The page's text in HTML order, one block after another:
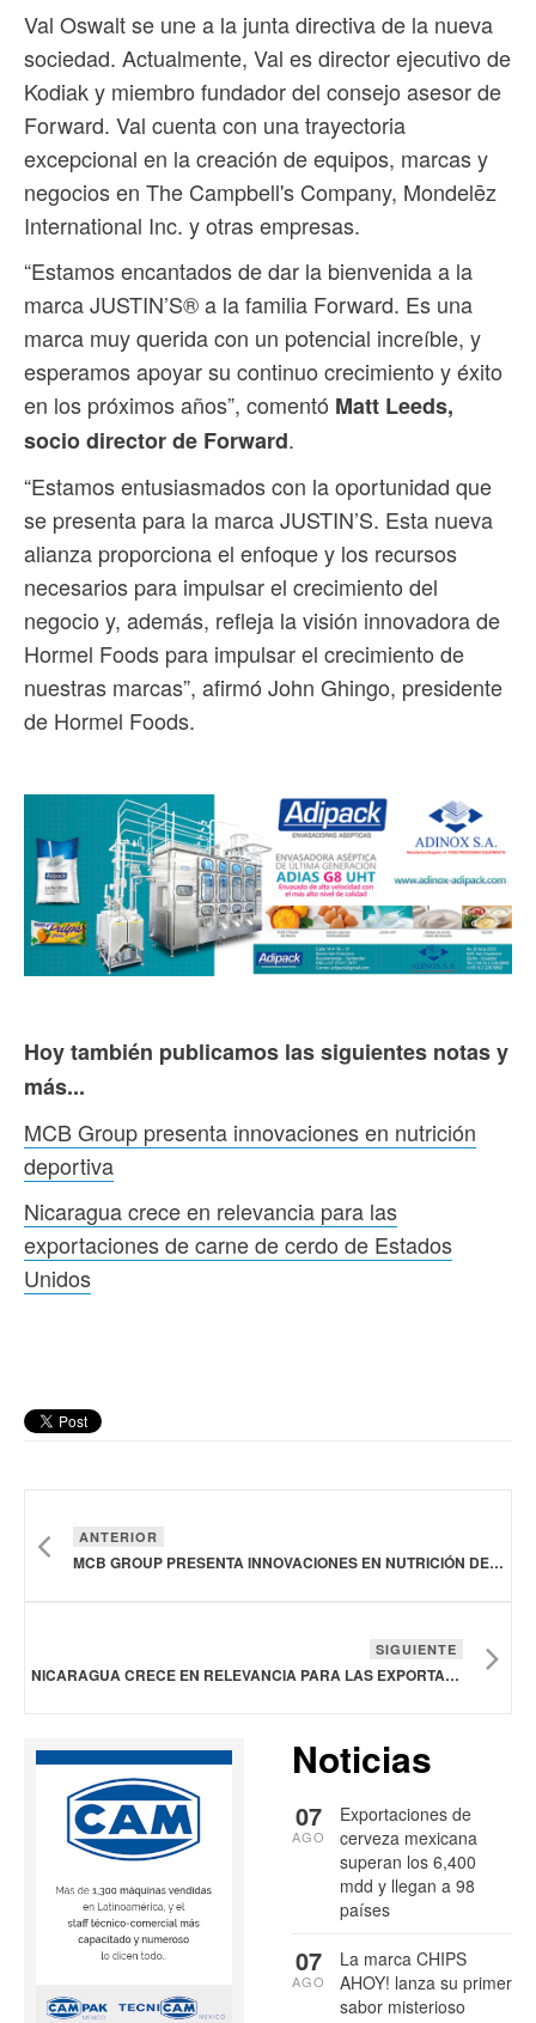
Val Oswalt se une a la junta directiva de la nueva
sociedad. Actualmente, Val es director ejecutivo de
Kodiak y miembro fundador del consejo asesor de
Forward. Val cuenta con una trayectoria
excepcional en la creación de equipos, marcas y
negocios en The Campbell's Company, Mondelēz
International Inc. y otras empresas.
“Estamos encantados de dar la bienvenida a la
marca JUSTIN’S® a la familia Forward. Es una
marca muy querida con un potencial increíble, y
esperamos apoyar su continuo crecimiento y éxito
en los próximos años”, comentó Matt Leeds,
socio director de Forward.
“Estamos entusiasmados con la oportunidad que
se presenta para la marca JUSTIN’S. Esta nueva
alianza proporciona el enfoque y los recursos
necesarios para impulsar el crecimiento del
negocio y, además, refleja la visión innovadora de
Hormel Foods para impulsar el crecimiento de
nuestras marcas”, afirmó John Ghingo, presidente
de Hormel Foods.
Hoy también publicamos las siguientes notas y
más...
MCB Group presenta innovaciones en nutrición
deportiva
Nicaragua crece en relevancia para las
exportaciones de carne de cerdo de Estados
Unidos
ANTERIOR
MCB GROUP PRESENTA INNOVACIONES EN NUTRICIÓN DEPORTIVA
SIGUIENTE
NICARAGUA CRECE EN RELEVANCIA PARA LAS EXPORTACIONES DE CARNE DE CERDO DE ESTADOS UNIDOS
Noticias
Exportaciones de
cerveza mexicana
superan los 6,400
mdd y llegan a 98
países
07
AGO
La marca CHIPS
AHOY! lanza su primer
sabor misterioso
07
AGO